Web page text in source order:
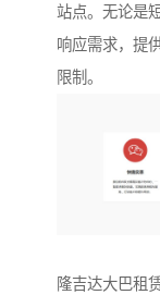
站点。无论是
响应需求，提
限制。
隆吉达大巴租